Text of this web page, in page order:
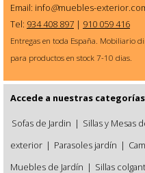
Email: info@muebles-
Tel: 934 408 897 | 910 059 416
Entregas en toda España. Mobiliario
para productos en stock 7-10 dias.
Accede a nuestras
Sofas de Jardin | Sillas y Mesas
exterior | Parasoles jardín |
Muebles de Jardín | Sillas